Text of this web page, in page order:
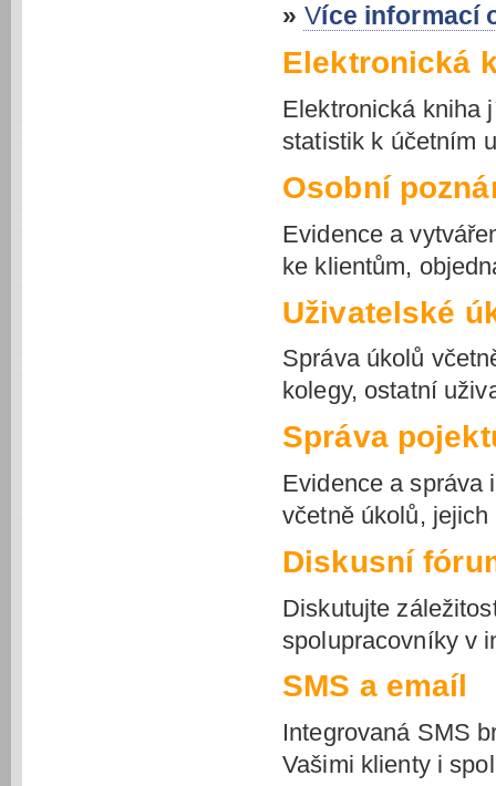
» Více
Elektronická
Elektronická kniha
statistik k účetním
Osobní
Evidence a
ke klientům,
Uživatelské
Správa úkolů
kolegy, ostatní
Správa
Evidence a správa
včetně úkolů,
Diskusní
Diskutujte
spolupracovníky v
SMS a emaíl
Integrovaná SMS
Vašimi klienty i